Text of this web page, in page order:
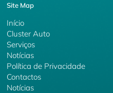
Site Map
Início
Cluster Auto
Serviços
Notícias
Política de Privacidade
Contactos
Notícias